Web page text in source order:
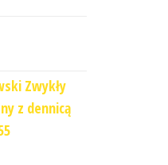
Zwykły
z dennicą